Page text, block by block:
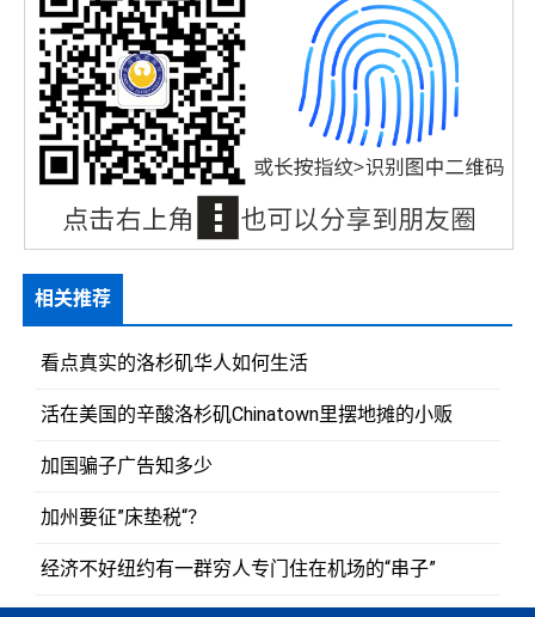
相关推荐
看点真实的洛杉矶华人如何生活
活在美国的辛酸洛杉矶Chinatown里摆地摊的小贩
加国骗子广告知多少
加州要征”床垫税“？
经济不好纽约有一群穷人专门住在机场的“串子”